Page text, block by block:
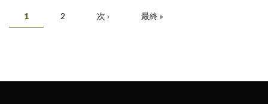
ページ
1 2 次 › 最終 »